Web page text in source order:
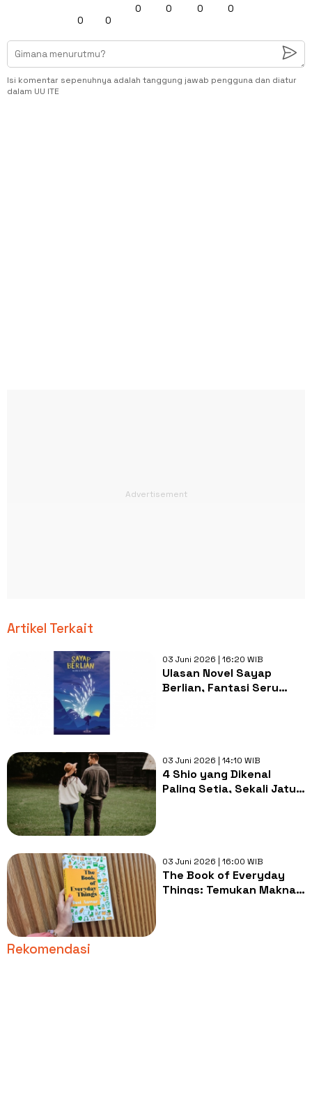
0 0
0 0 0 0
Isi komentar sepenuhnya adalah tanggung jawab pengguna dan diatur
dalam UU ITE
Artikel Terkait
03 Juni 2026 | 16:20 WIB
Ulasan Novel Sayap
Berlian, Fantasi Seru
03 Juni 2026 | 14:10 WIB
4 Shio yang Dikenal
Paling Setia, Sekali Jatuh
03 Juni 2026 | 16:00 WIB
The Book of Everyday
Things: Temukan Makna
Rekomendasi